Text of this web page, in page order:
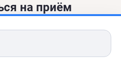
на приём